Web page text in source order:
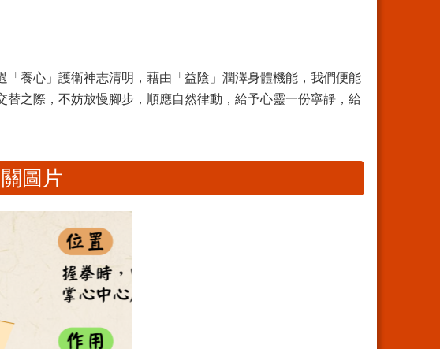
「養心」護衛神志清明，藉由「益陰」潤澤身體機能，我們便能
之際，不妨放慢腳步，順應自然律動，給予心靈一份寧靜，給
圖片